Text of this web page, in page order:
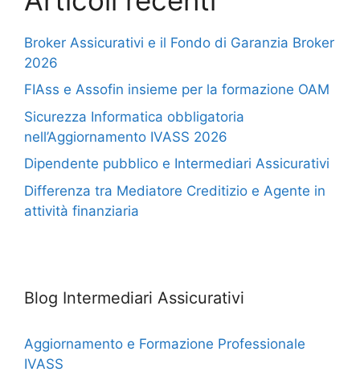
Broker Assicurativi e il Fondo di Garanzia Broker
2026
FIAss e Assofin insieme per la formazione OAM
Sicurezza Informatica obbligatoria
nell’Aggiornamento IVASS 2026
Dipendente pubblico e Intermediari Assicurativi
Differenza tra Mediatore Creditizio e Agente in
attività finanziaria
Blog Intermediari Assicurativi
Aggiornamento e Formazione Professionale
IVASS